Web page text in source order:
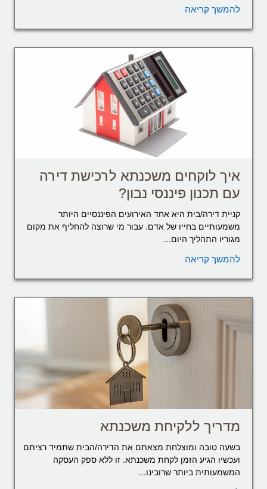
להמשך קריאה
איך לוקחים משכנתא לרכישת דירה
עם תכנון פיננסי נבון?
קניית דירה/בית היא אחד האירועים הפיננסיים היותר
משמעותיים בחייו של אדם. עבור מי שרוצה להחליף את מקום
מגוריו התהליך היום...
להמשך קריאה
מדריך ללקיחת משכנתא
בשעה טובה ומוצלחת מצאתם את הדירה/הבית שתמיד רציתם
ועכשיו הגיע הזמן לקחת משכנתא. זו ללא ספק העסקה
המשמעותית ביותר שרובינו...